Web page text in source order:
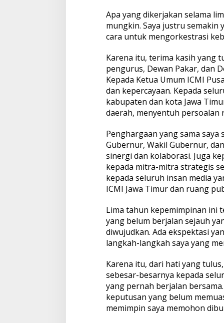
Apa yang dikerjakan selama
mungkin. Saya justru semakin
cara untuk mengorkestrasi
Karena itu, terima kasih yang
pengurus, Dewan Pakar, dan
Kepada Ketua Umum ICMI
dan kepercayaan. Kepada
kabupaten dan kota Jawa
daerah, menyentuh persoalan
Penghargaan yang sama
Gubernur, Wakil Gubernur,
sinergi dan kolaborasi. Juga
kepada mitra-mitra strategis
kepada seluruh insan media
ICMI Jawa Timur dan ruang
Lima tahun kepemimpinan ini
yang belum berjalan sejauh
diwujudkan. Ada ekspektasi
langkah-langkah saya yang
Karena itu, dari hati yang
sebesar-besarnya kepada
yang pernah berjalan
keputusan yang belum
memimpin saya memohon